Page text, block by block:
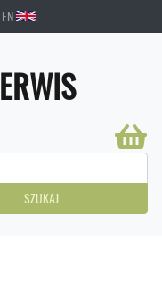
EN
SZUKAJ